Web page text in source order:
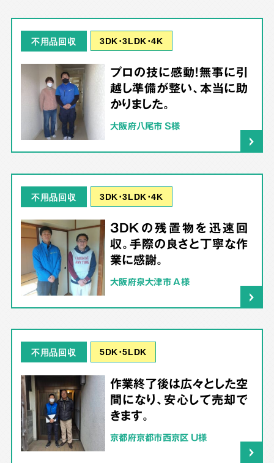
不用品回収 3DK･3LDK･4K
プロの技に感動！無事に引
越し準備が整い、本当に助
かりました。
大阪府八尾市 S様
不用品回収 3DK･3LDK･4K
3DKの残置物を迅速回
収。手際の良さと丁寧な作
業に感謝。
大阪府泉大津市 A様
不用品回収 5DK･5LDK
作業終了後は広々とした空
間になり、安心して売却で
きます。
京都府京都市西京区 U様